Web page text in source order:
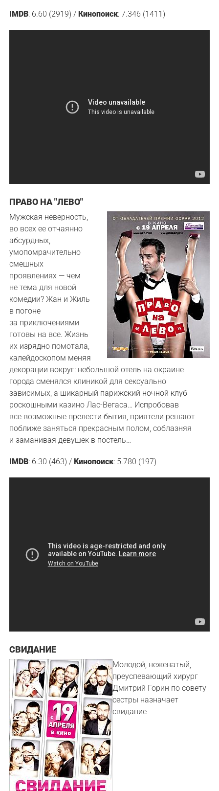
IMDB: 6.60 (2919) /Кинопоиск: 7.346 (1411)
ПРАВО НА "ЛЕВО"
Мужская неверность,
во всех ее отчаянно
абсурдных,
умопомрачительно
смешных
проявлениях — чем
не тема для новой
комедии? Жан и Жиль
в погоне
за приключениями
готовы на все. Жизнь
их изрядно помотала,
калейдоскопом меняя
декорации вокруг: небольшой отель на окраине
города сменялся клиникой для сексуально
зависимых, а шикарный парижский ночной клуб
роскошными казино Лас-Вегаса… Испробовав
все возможные прелести бытия, приятели решают
поближе заняться прекрасным полом, соблазняя
и заманивая девушек в постель…
IMDB: 6.30 (463) /Кинопоиск: 5.780 (197)
СВИДАНИЕ
Молодой, неженатый,
преуспевающий хирург
Дмитрий Горин по совету
сестры назначает
свидание